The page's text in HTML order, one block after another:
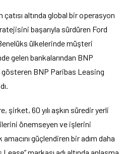
altında global bir operasyon
başarıyla sürdüren Ford
ülkelerinde müşteri
gelen bankalarından BNP
gösteren BNP Paribas Leasing
şirket, 60 yılı aşkın süredir yerli
önemseyen ve işlerini
güçlendiren bir adım daha